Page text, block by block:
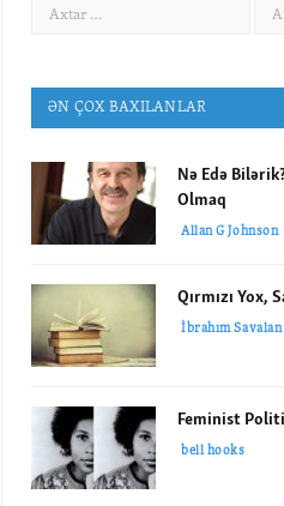
ƏN ÇOX BAXILANLAR
Nə Edə
Olmaq
Allan G Johnson
Qırmızı Yox,
İbrahım Savalan
Feminist
bell hooks